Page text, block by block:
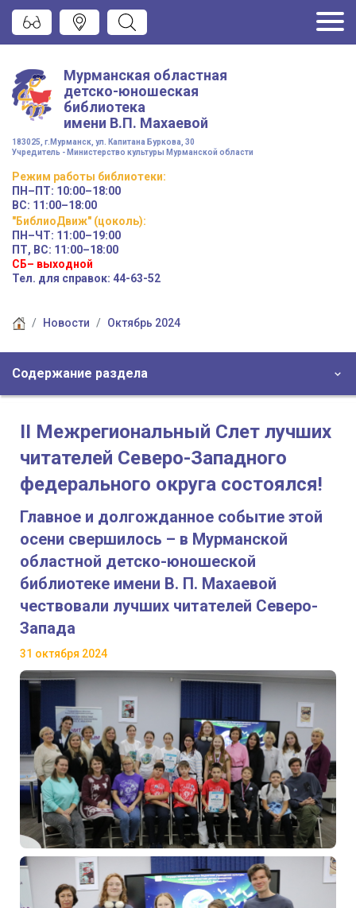
Мурманская областная
детско-юношеская
библиотека
имени В.П. Махаевой
183025, г.Мурманск, ул. Капитана Буркова, 30
Учредитель - Министерство культуры Мурманской области
Режим работы библиотеки:
ПН–ПТ: 10:00–18:00
ВС: 11:00–18:00
"БиблиоДвиж" (цоколь):
ПН–ЧТ: 11:00–19:00
ПТ, ВС: 11:00–18:00
СБ– выходной
Тел. для справок: 44-63-52
Новости Октябрь 2024
Содержание раздела
II Межрегиональный Слет лучших
читателей Северо-Западного
федерального округа состоялся!
Главное и долгожданное событие этой
осени свершилось – в Мурманской
областной детско-юношеской
библиотеке имени В. П. Махаевой
чествовали лучших читателей Северо-
Запада
31 октября 2024